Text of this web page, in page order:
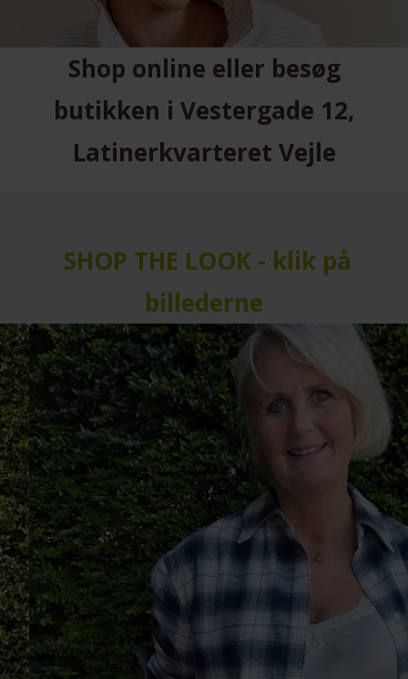
Shop online eller besøg
butikken i Vestergade 12,
Latinerkvarteret Vejle
SHOP THE LOOK - klik på
billederne